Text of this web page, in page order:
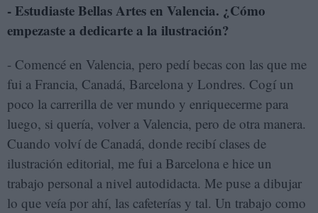
- Estudiaste Bellas Artes en Valencia. ¿Cómo
empezaste a dedicarte a la ilustración?
- Comencé en Valencia, pero pedí becas con las que me
fui a Francia, Canadá, Barcelona y Londres. Cogí un
poco la carrerilla de ver mundo y enriquecerme para
luego, si quería, volver a Valencia, pero de otra manera.
Cuando volví de Canadá, donde recibí clases de
ilustración editorial, me fui a Barcelona e hice un
trabajo personal a nivel autodidacta. Me puse a dibujar
lo que veía por ahí, las cafeterías y tal. Un trabajo como